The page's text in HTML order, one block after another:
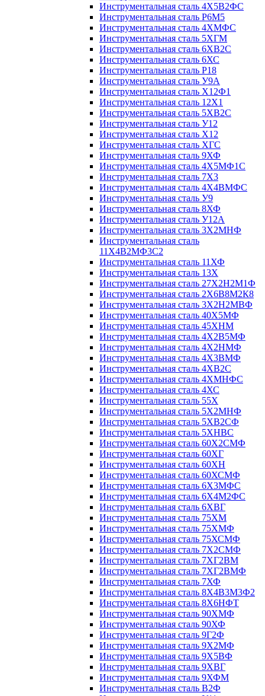
Инструментальная сталь 4Х5В2ФС
Инструментальная сталь Р6М5
Инструментальная сталь 4ХМФС
Инструментальная сталь 5ХГМ
Инструментальная сталь 6ХВ2С
Инструментальная сталь 6ХС
Инструментальная сталь Р18
Инструментальная сталь У9А
Инструментальная сталь Х12Ф1
Инструментальная сталь 12Х1
Инструментальная сталь 5ХВ2С
Инструментальная сталь У12
Инструментальная сталь Х12
Инструментальная сталь ХГС
Инструментальная сталь 9ХФ
Инструментальная сталь 4Х5МФ1С
Инструментальная сталь 7Х3
Инструментальная сталь 4Х4ВМФС
Инструментальная сталь У9
Инструментальная сталь 8ХФ
Инструментальная сталь У12А
Инструментальная сталь 3Х2МНФ
Инструментальная сталь
11Х4В2МФ3С2
Инструментальная сталь 11ХФ
Инструментальная сталь 13Х
Инструментальная сталь 27Х2Н2М1Ф
Инструментальная сталь 2Х6В8М2К8
Инструментальная сталь 3Х2Н2МВФ
Инструментальная сталь 40Х5МФ
Инструментальная сталь 45ХНМ
Инструментальная сталь 4Х2В5МФ
Инструментальная сталь 4Х2НМФ
Инструментальная сталь 4Х3ВМФ
Инструментальная сталь 4ХВ2С
Инструментальная сталь 4ХМНФС
Инструментальная сталь 4ХС
Инструментальная сталь 55Х
Инструментальная сталь 5Х2МНФ
Инструментальная сталь 5ХВ2СФ
Инструментальная сталь 5ХНВС
Инструментальная сталь 60Х2СМФ
Инструментальная сталь 60ХГ
Инструментальная сталь 60ХН
Инструментальная сталь 60ХСМФ
Инструментальная сталь 6Х3МФС
Инструментальная сталь 6Х4М2ФС
Инструментальная сталь 6ХВГ
Инструментальная сталь 75ХМ
Инструментальная сталь 75ХМФ
Инструментальная сталь 75ХСМФ
Инструментальная сталь 7Х2СМФ
Инструментальная сталь 7ХГ2ВМ
Инструментальная сталь 7ХГ2ВМФ
Инструментальная сталь 7ХФ
Инструментальная сталь 8Х4В3М3Ф2
Инструментальная сталь 8Х6НФТ
Инструментальная сталь 90ХМФ
Инструментальная сталь 90ХФ
Инструментальная сталь 9Г2Ф
Инструментальная сталь 9Х2МФ
Инструментальная сталь 9Х5ВФ
Инструментальная сталь 9ХВГ
Инструментальная сталь 9ХФМ
Инструментальная сталь В2Ф